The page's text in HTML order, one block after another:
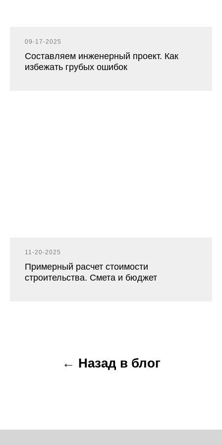
09-17-2025
Составляем инженерный проект. Как
избежать грубых ошибок
11-20-2025
Примерный расчет стоимости
строительства. Смета и бюджет
← Назад в блог